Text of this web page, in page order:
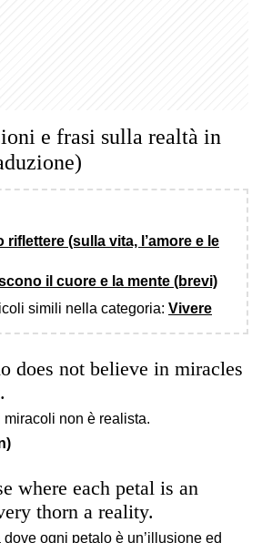
e frasi sulla realtà in
riflettere (sulla vita, l’amore e le
il cuore e la mente (brevi)
simili nella categoria: Vivere
does not believe in miracles
non è realista.
where each petal is an
thorn a reality.
dove ogni petalo è un’illusione ed